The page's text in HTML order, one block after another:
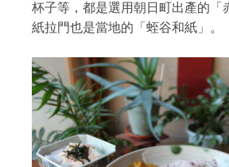
杯子等，都是選用朝日町出產的「
紙拉門也是當地的「蛭谷和紙」。